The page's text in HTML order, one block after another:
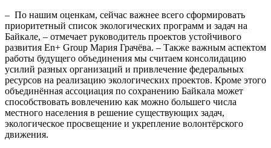
– По нашим оценкам, сейчас важнее всего сформировать
приоритетный список экологических программ и задач на
Байкале, – отмечает руководитель проектов устойчивого
развития En+ Group Мария Грачёва. – Также важным аспектом
работы будущего объединения мы считаем консолидацию
усилий разных организаций и привлечение федеральных
ресурсов на реализацию экологических проектов. Кроме этого
объединённая ассоциация по сохранению Байкала может
способствовать вовлечению как можно большего числа
местного населения в решение существующих задач,
экологическое просвещение и укрепление волонтёрского
движения.